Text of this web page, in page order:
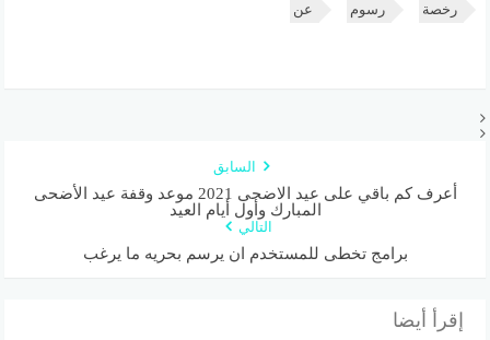
رخصة رسوم عن
السابق
أعرف كم باقي على عيد الاضحى 2021 موعد وقفة عيد الأضحى
المبارك وأول أيام العيد
التالي
برامج تخطى للمستخدم ان يرسم بحريه ما يرغب
إقرأ أيضا